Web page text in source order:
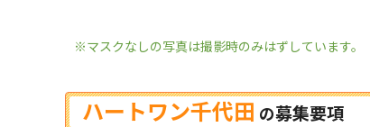
※マスクなしの写真は撮影時のみはずしています。
ハートワン千代田 の募集要項